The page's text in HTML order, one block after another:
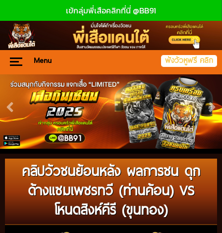
เข้กลุ่มพี่เสือคลิกที่นี่ @BB91
Menu ฟังวัวหูฟรี คลิก
คลิปวัวชนย้อนหลัง ผลการชน ดุก
ด้างแซมเพชรทวี (ท่านค้อน) VS
โหนดสิงห์คีรี (ขุนทอง)